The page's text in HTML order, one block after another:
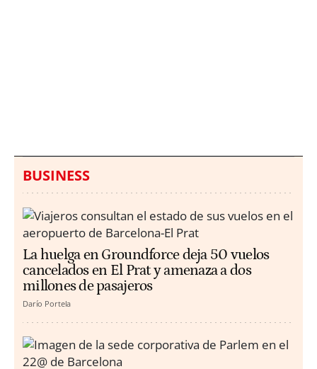
BUSINESS
La huelga en Groundforce deja 50 vuelos
cancelados en El Prat y amenaza a dos
millones de pasajeros
Darío Portela